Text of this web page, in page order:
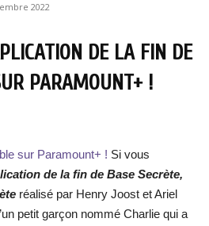
2022
DE LA FIN DE
PARAMOUNT+ !
sur Paramount+ ! Si vous
de la fin de Base Secrète,
réalisé par Henry Joost et Ariel
petit garçon nommé Charlie qui a